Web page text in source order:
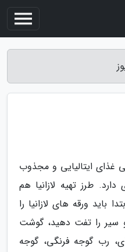
غذای ایتالیایی و مجذوب
طرز تهیه لازانیا هم
باید ورقه های لازانیا را
سیر را تفت دهید، گوشت
رب گوجه فرنگی، گوجه